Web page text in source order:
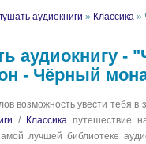
аудиокниги » Классика »
аудиокнигу -
- Чёрный
возможность увести тебя в
/ Классикапутешествие
лучшей библиотеке